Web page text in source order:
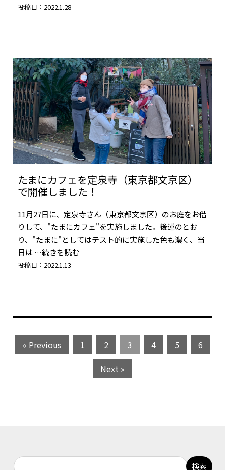
投稿日：2022.1.28
たまにカフェを定泉寺（東京都文京区）
で開催しました！
11月27日に、定泉寺さん（東京都文京区）のお庭をお借
りして、"たまにカフェ"を実施しました。後述のとお
り、"たまに"としてはテスト的に実施した色も濃く、当
日は …続きを読む
投稿日：2022.1.13
« Previous 1 2 3 4 5
6
Next »